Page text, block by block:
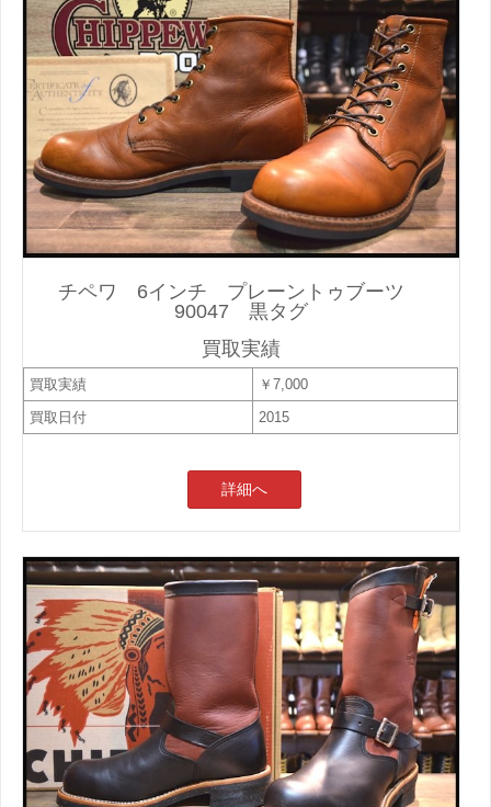
チペワ 6インチ プレーントゥブーツ
90047 黒タグ
買取実績
買取実績
￥7,000
買取日付
2015
詳細へ